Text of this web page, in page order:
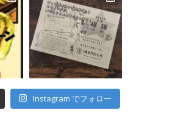
Instagram でフォロー